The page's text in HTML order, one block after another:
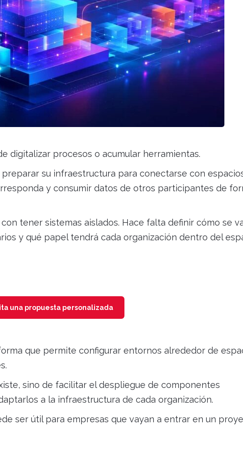
digitalizar procesos o acumular herramientas.
su infraestructura para conectarse con
y consumir datos de otros participantes de
tener sistemas aislados. Hace falta definir cómo se
y qué papel tendrá cada organización dentro del
una propuesta personalizada
que permite configurar entornos alrededor de
sino de facilitar el despliegue de componentes
a la infraestructura de cada organización.
ser útil para empresas que vayan a entrar en un